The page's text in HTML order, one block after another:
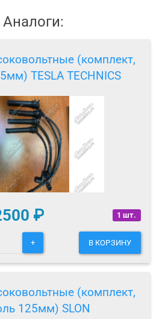
Аналоги:
(комплект,
TESLA TECHNICS
1 шт.
₽
+ В КОРЗИНУ
(комплект,
125мм) SLON